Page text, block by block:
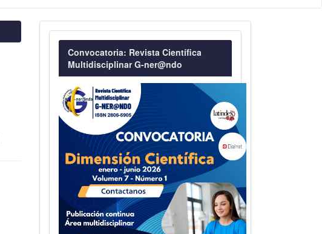
Convocatoria
Convocatoria: Revista Científica
Multidisciplinar G-ner@ndo